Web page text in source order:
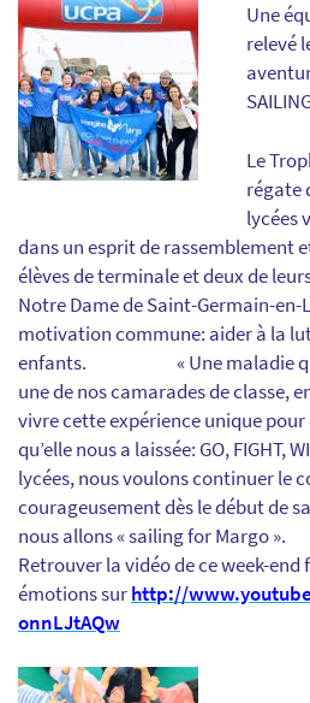
Une
relevé
Le
régate
lycées
dans un esprit de rassemblement
élèves de terminale et deux de
Notre Dame de Saint-Germain-
motivation commune: aider à la
enfants. « Une maladie qui
une de nos camarades de classe,
vivre cette expérience unique
qu’elle nous a laissée: GO, FIGHT,
lycées, nous voulons continuer le
courageusement dès le début de
nous allons « sailing for Margo ».
Retrouver la vidéo de ce week-
émotions surhttp://
onnLJtAQw